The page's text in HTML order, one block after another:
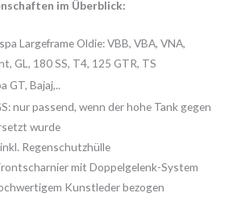
im Überblick:
Largeframe Oldie: VBB, VBA, VNA,
GL, 180 SS, T4, 125 GTR, TS
GT, Bajaj,..
nur passend, wenn der hohe Tank gegen
wurde
Regenschutzhülle
mit Doppelgelenk-System
Kunstleder bezogen